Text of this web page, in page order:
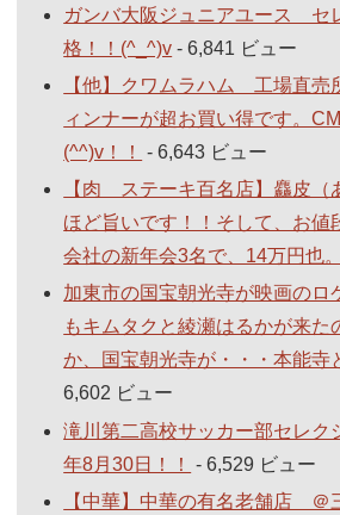
ガンバ大阪ジュニアユース セ
格！！(^_^)v - 6,841 ビュー
【他】クワムラハム 工場直
ィンナーが超お買い得です。
(^^)v！！
- 6,643 ビュー
【肉 ステーキ百名店】麤皮（
ほど旨いです！！そして、お値
会社の新年会3名で、14万円也
加東市の国宝朝光寺が映画のロ
もキムタクと綾瀬はるかが来た
か、国宝朝光寺が・・・本能寺
6,602 ビュー
滝川第二高校サッカー部セレ
年8月30日！！
- 6,529 ビュー
【中華】中華の有名老舗店